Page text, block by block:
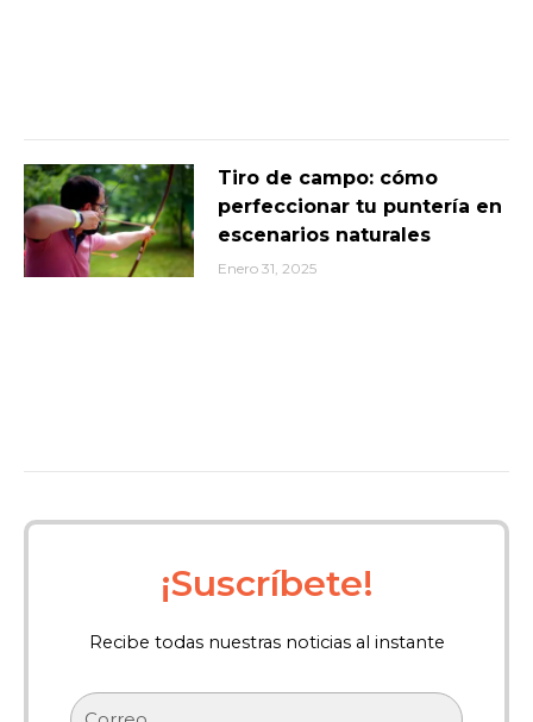
Tiro de campo: cómo
perfeccionar tu puntería en
escenarios naturales
Enero 31, 2025
¡Suscríbete!
Recibe todas nuestras noticias al instante
Correo